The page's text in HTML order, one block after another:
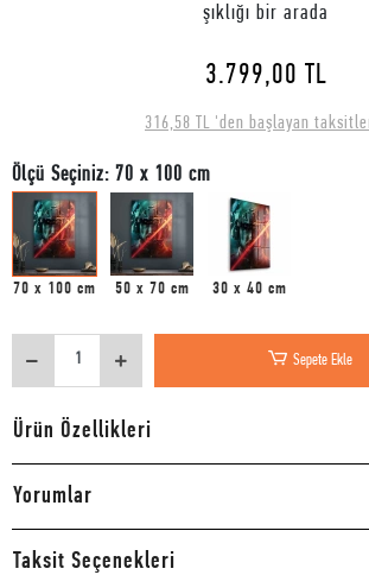
şıklığı bir arada
3.799,00 TL
316,58 TL 'den başlayan
Ölçü Seçiniz: 70 x 100 cm
70 x 100 cm 50 x 70 cm 30 x 40 cm
Sepete Ekle
Ürün Özellikleri
Yorumlar
Taksit Seçenekleri